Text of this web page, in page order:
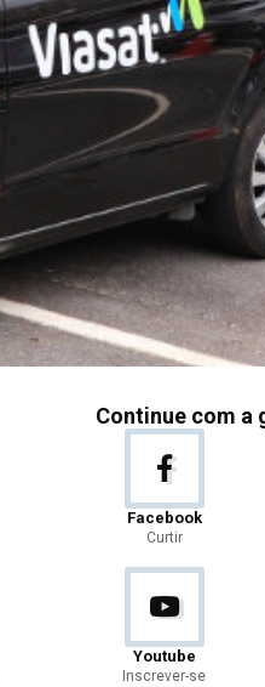
Continue com a
Facebook
Curtir
Youtube
Inscrever-se